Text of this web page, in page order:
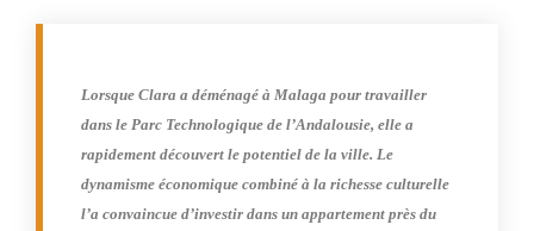
Lorsque Clara a déménagé à Malaga pour travailler
dans le Parc Technologique de l’Andalousie, elle a
rapidement découvert le potentiel de la ville. Le
dynamisme économique combiné à la richesse culturelle
l’a convaincue d’investir dans un appartement près du